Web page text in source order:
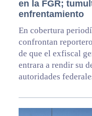
en la FGR;
enfrentamiento
En cobertura
confrontan
de que el exfiscal
entrara a rendir su
autoridades